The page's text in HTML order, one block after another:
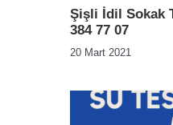
Şişli İdil Sokak
384 77 07
20 Mart 2021